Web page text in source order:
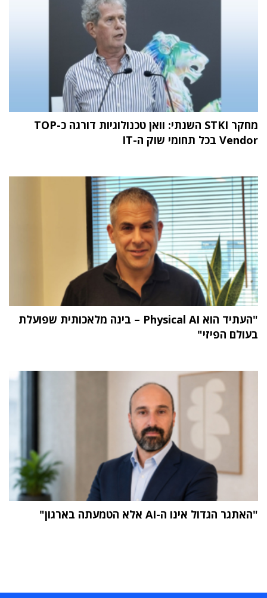
מחקר STKI השנתי: וואן טכנולוגיות דורגה כ-TOP
Vendor בכל תחומי שוק ה-IT
"העתיד הוא Physical AI – בינה מלאכותית שפועלת
בעולם הפיזי"
"האתגר הגדול אינו ה-AI אלא הטמעתה בארגון"